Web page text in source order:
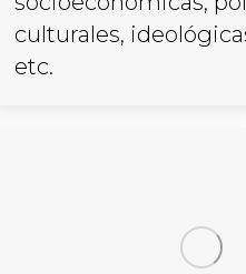
culturales,
etc.